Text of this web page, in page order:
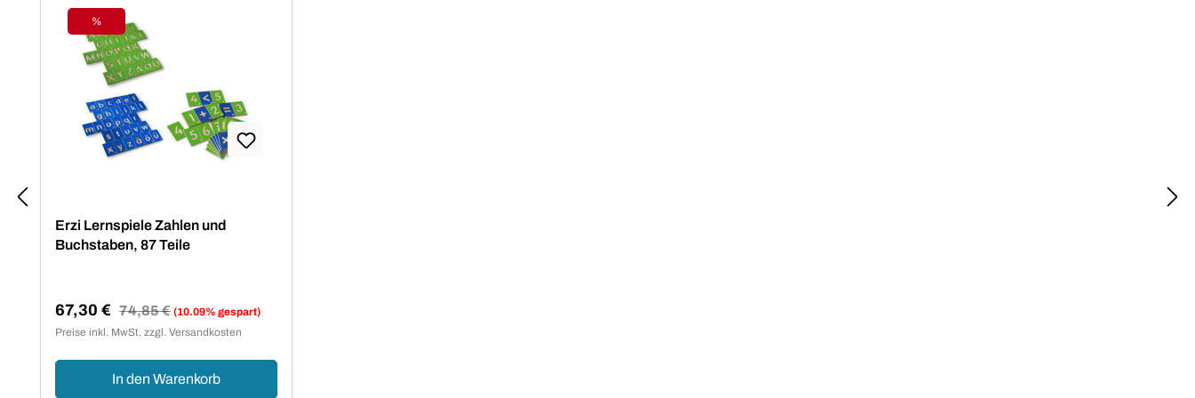
Rabatt
%
Erzi Lernspiele Zahlen und
Buchstaben, 87 Teile
Verkaufspreis:
67,30 € Regulärer Preis:
74,85 € (10.09% gespart)
Preise inkl. MwSt. zzgl. Versandkosten
In den Warenkorb